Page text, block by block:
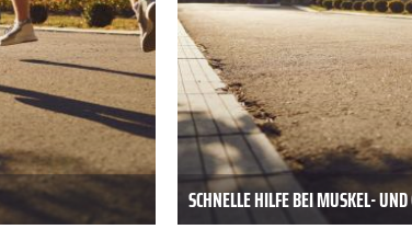
SCHNELLE HILFE BEI MUSKEL-